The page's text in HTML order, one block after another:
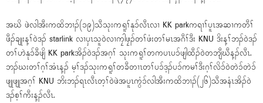
အဃိ ဖဲလါအီးကထိဘၢၣ်(၁၉)သီသုးကရူၢ်နုၥ်လီၤလၢ KK parkကရၢၢ်ပူၤအဆၢကတီၢ်
ဖီၣ်ချုးန့ၢ်ဝဲဒၣ် starlink လၢပှၤသူဝဲလၢကၠါဖၠၣ်တၢ်ဖံးတၢ်မၤအဂီၢ်ဒီး KNU ဒိးန့ၢ်ဘၣ်ဝဲဒၣ်
တၢ်ဟဲနုၥ်ခီဖျိ KK parkအိၣ်ဝဲဒၣ်အဂ့ၢ် သုးကရူၢ်တကပၤပၥ်ဖျါထီၣ်ဝဲတဘျီဃီန့ၣ်လီၤ.
ဘၣ်ဃးတၢ်ဂ့ၢ်အံၤန့ၣ် မ့ၢ်ဒၣ်သုးကရူၢ်တခီတၢၤတၢ်ပၥ်ဒ့ၣ်ပၥ်ကမၢ်ဒီးဂ့ၢ်လိၥ်ဝဲတဲၥ်တဲၥ်
ဖျုဖျုအဂ့ၢ် KNU ဘိးဘၣ်ရၤလီၤတ့ၢ်ဝဲဖဲအပူၤကွံၥ်လါအီးကထိဘၢၣ်(၂၆)သီအနံၤအိၣ်ဝဲ
ဒၣ်စ့ၢ်ကီးန့ၣ်လီၤ.